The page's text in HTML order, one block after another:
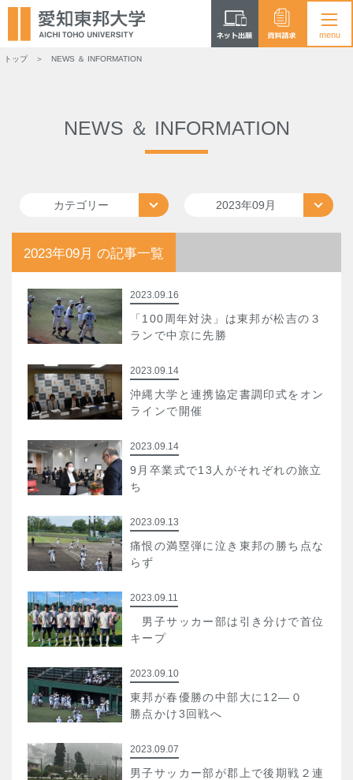
トップ NEWS ＆ INFORMATION
NEWS ＆ INFORMATION
カテゴリー 2023年09月
2023年09月 の記事一覧
2023.09.16
「100周年対決」は東邦が松吉の３
ランで中京に先勝
2023.09.14
沖縄大学と連携協定書調印式をオン
ラインで開催
2023.09.14
9月卒業式で13人がそれぞれの旅立
ち
2023.09.13
痛恨の満塁弾に泣き東邦の勝ち点な
らず
2023.09.11
男子サッカー部は引き分けで首位
キープ
2023.09.10
東邦が春優勝の中部大に12―０
勝点かけ3回戦へ
2023.09.07
男子サッカー部が郡上で後期戦２連